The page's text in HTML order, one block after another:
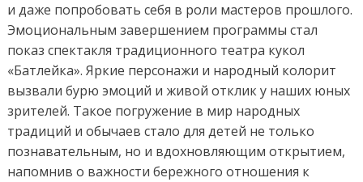
и даже попробовать себя в роли мастеров прошлого.
Эмоциональным завершением программы стал
показ спектакля традиционного театра кукол
«Батлейка». Яркие персонажи и народный колорит
вызвали бурю эмоций и живой отклик у наших юных
зрителей. Такое погружение в мир народных
традиций и обычаев стало для детей не только
познавательным, но и вдохновляющим открытием,
напомнив о важности бережного отношения к